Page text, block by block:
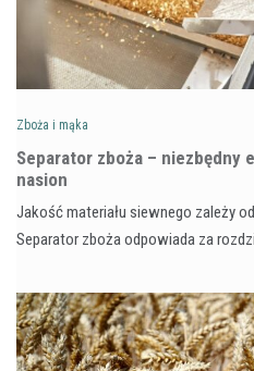
Zboża i mąka
Separator zboża – niezbędny
nasion
Jakość materiału siewnego zależy
Separator zboża odpowiada za